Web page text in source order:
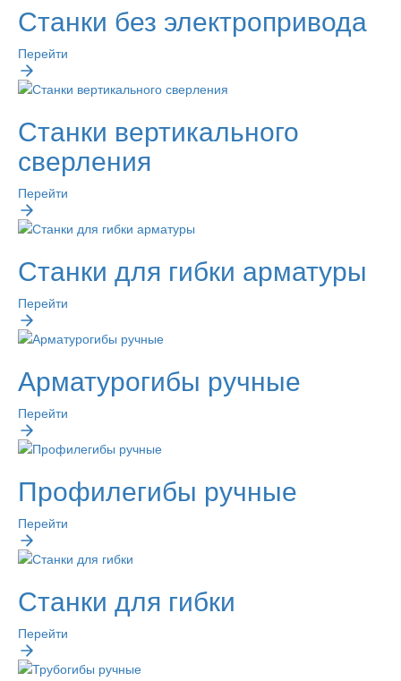
Станки без электропривода
Перейти
Станки вертикального
сверления
Перейти
Станки для гибки арматуры
Перейти
Арматурогибы ручные
Перейти
Профилегибы ручные
Перейти
Станки для гибки
Перейти